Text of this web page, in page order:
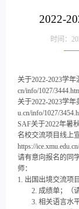
2022-
时间：
关于2022-2023学年
cn/info/1027/
关于2022-2023学
u.cn/info/1027/
SAF关于2022年暑
名校交流项目线上
https://
请有意向报名的同
师：
1. 出国出境交流项
2. 成绩单；（请
3. 相关语言水平